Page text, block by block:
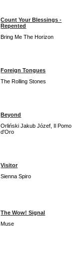
Count Your Blessings -
Repented
Bring Me The Horizon
Foreign Tongues
The Rolling Stones
Beyond
Orliński Jakub Józef, Il Pomo
d'Oro
Visitor
Sienna Spiro
The Wow! Signal
Muse